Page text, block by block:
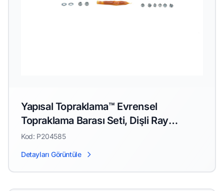
Yapısal Topraklama™ Evrensel
Topraklama Barası Seti, Dişli Ray
Bağlantı Elemanları için
Kod: P204585
Detayları Görüntüle